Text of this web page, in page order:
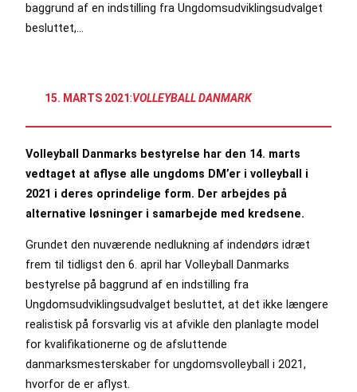
baggrund af en indstilling fra Ungdomsudviklingsudvalget
besluttet,…
15. MARTS 2021:VOLLEYBALL DANMARK
Volleyball Danmarks bestyrelse har den 14. marts
vedtaget at aflyse alle ungdoms DM’er i volleyball i
2021 i deres oprindelige form. Der arbejdes på
alternative løsninger i samarbejde med kredsene.
Grundet den nuværende nedlukning af indendørs idræt
frem til tidligst den 6. april har Volleyball Danmarks
bestyrelse på baggrund af en indstilling fra
Ungdomsudviklingsudvalget besluttet, at det ikke længere
realistisk på forsvarlig vis at afvikle den planlagte model
for kvalifikationerne og de afsluttende
danmarksmesterskaber for ungdomsvolleyball i 2021,
hvorfor de er aflyst.